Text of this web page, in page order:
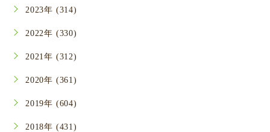
2023年 (314)
2022年 (330)
2021年 (312)
2020年 (361)
2019年 (604)
2018年 (431)